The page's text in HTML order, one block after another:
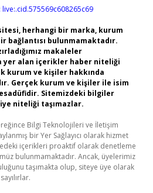
live:.cid.575569c608265c69
herhangi bir marka, kurum
bağlantısı bulunmamaktadır.
makaleler
yer alan içerikler haber niteliği
kurum ve kişiler hakkında
Gerçek kurum ve kişiler ile isim
Sitemizdeki bilgiler
niteliği taşımazlar.
Bilgi Teknolojileri ve İletişim
bir Yer Sağlayıcı olarak hizmet
içerikleri proaktif olarak denetleme
bulunmamaktadır. Ancak, üyelerimiz
taşımakta olup, siteye üye olarak